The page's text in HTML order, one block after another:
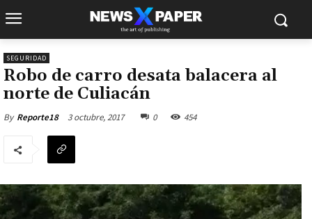
SEGURIDAD
Robo de carro desata balacera al
norte de Culiacán
By Reporte18 3 octubre, 2017 0 454